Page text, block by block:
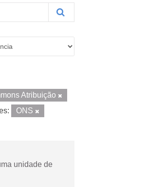
Atribuição
ONS
unidade de